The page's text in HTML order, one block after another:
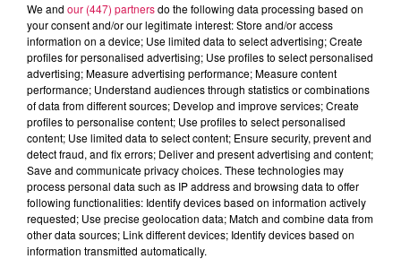
10h00 - 12h00
les dedicaces
11h53
11h53 11h45
11h45 11h41
11h41
We and our (447) partnersdo the following data processing based on
your consent and/or our legitimate interest: Store and/or access
information on a device; Use limited data to select advertising; Create
profiles for personalised advertising; Use profiles to select personalised
advertising; Measure advertising performance; Measure content
performance; Understand audiences through statistics or combinations
of data from different sources; Develop and improve services; Create
profiles to personalise content; Use profiles to select personalised
content; Use limited data to select content; Ensure security, prevent and
detect fraud, and fix errors; Deliver and present advertising and content;
Save and communicate privacy choices. These technologies may
process personal data such as IP address and browsing data to offer
following functionalities: Identify devices based on information actively
requested; Use precise geolocation data; Match and combine data from
other data sources; Link different devices; Identify devices based on
information transmitted automatically.